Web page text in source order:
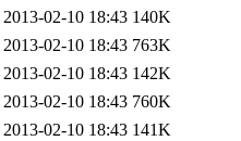
2013-02-10 18:43 140K
2013-02-10 18:43 763K
2013-02-10 18:43 142K
2013-02-10 18:43 760K
2013-02-10 18:43 141K